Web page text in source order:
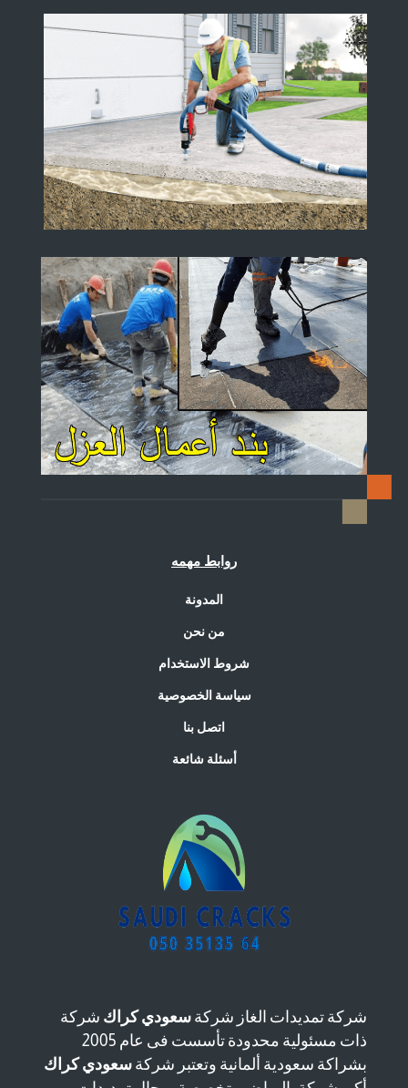
روابط مهمه
المدونة
من نحن
شروط الاستخدام
سياسة الخصوصية
اتصل بنا
أسئلة شائعة
شركة تمديدات الغاز شركة سعودي كراك شركة
ذات مسئولية محدودة تأسست فى عام 2005
بشراكة سعودية ألمانية وتعتبر شركة سعودي كراك